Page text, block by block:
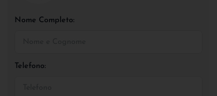
Nome Completo:
Telefono: